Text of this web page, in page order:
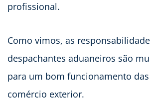
profissional.
Como vimos, as
despachantes aduaneiros são
para um bom funcionamento
comércio exterior.